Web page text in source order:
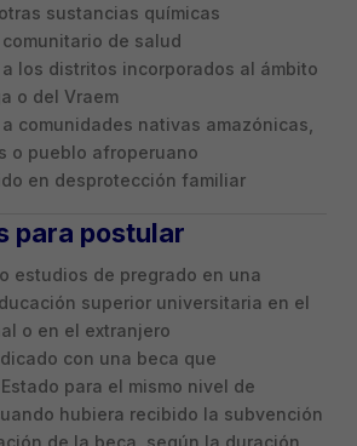
sustancias químicas
de salud
los distritos incorporados al ámbito
o del Vraem
comunidades nativas amazónicas,
o pueblo afroperuano
en desprotección familiar
para postular
estudios de pregrado en una
superior universitaria en el
o en el extranjero
con una beca que
para el mismo nivel de
hubiera recibido la subvención
de la beca, según la duración